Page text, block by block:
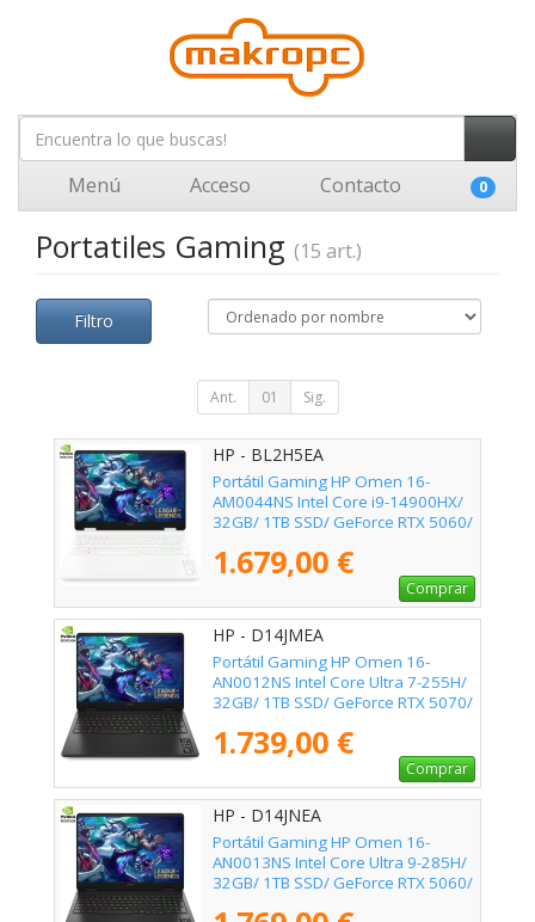
Menú Acceso Contacto 0
Portatiles Gaming (15 art.)
Filtro
Ant. 01 Sig.
HP - BL2H5EA
Portátil Gaming HP Omen 16-
AM0044NS Intel Core i9-14900HX/
32GB/ 1TB SSD/ GeForce RTX 5060/
1.679,00 €
Comprar
HP - D14JMEA
Portátil Gaming HP Omen 16-
AN0012NS Intel Core Ultra 7-255H/
32GB/ 1TB SSD/ GeForce RTX 5070/
1.739,00 €
Comprar
HP - D14JNEA
Portátil Gaming HP Omen 16-
AN0013NS Intel Core Ultra 9-285H/
32GB/ 1TB SSD/ GeForce RTX 5060/